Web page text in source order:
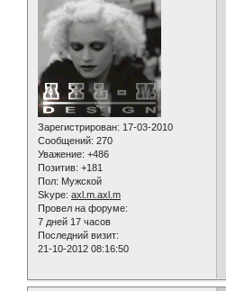
Зарегистрирован: 17-03-2010
Сообщений: 270
Уважение: +486
Позитив: +181
Пол: Мужской
Skype: axl.m.axl.m
Провел на форуме:
7 дней 17 часов
Последний визит:
21-10-2012 08:16:50